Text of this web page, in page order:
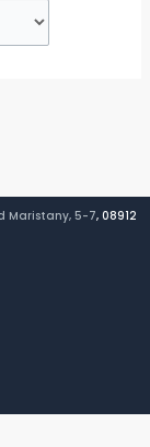
Maristany, 5-7, 08912